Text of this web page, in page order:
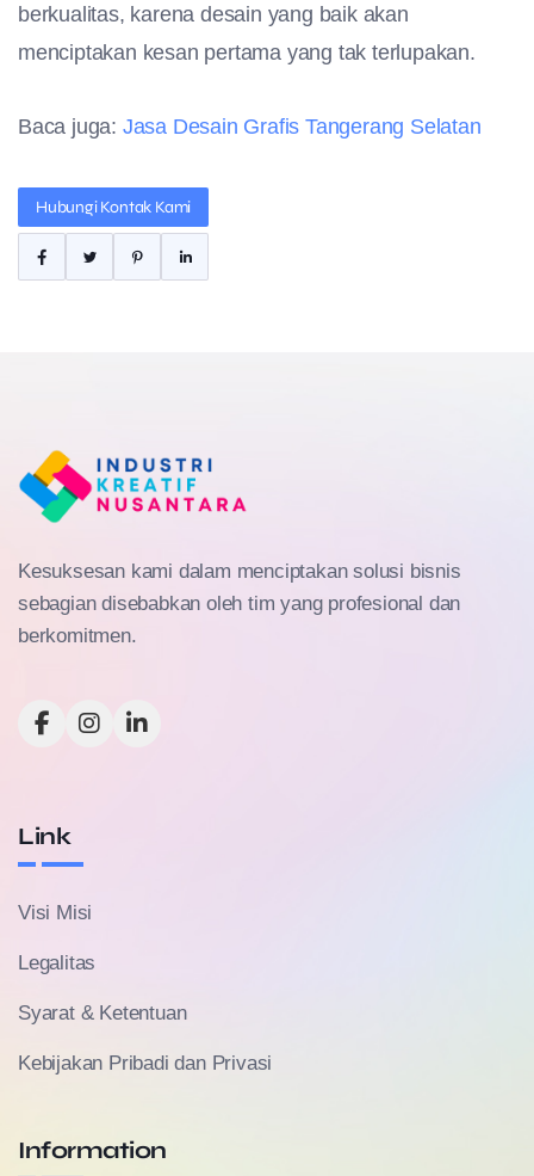
berkualitas, karena desain yang baik akan
menciptakan kesan pertama yang tak terlupakan.
Baca juga: Jasa Desain Grafis Tangerang Selatan
Hubungi Kontak Kami
Kesuksesan kami dalam menciptakan solusi bisnis
sebagian disebabkan oleh tim yang profesional dan
berkomitmen.
Link
Visi Misi
Legalitas
Syarat & Ketentuan
Kebijakan Pribadi dan Privasi
Information